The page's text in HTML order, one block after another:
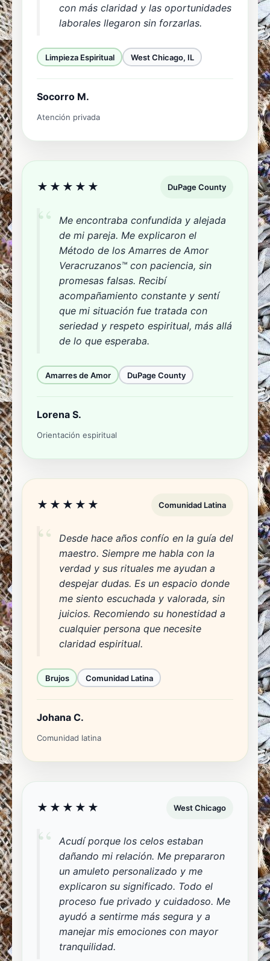
con más claridad y las oportunidades
laborales llegaron sin forzarlas.
Limpieza Espiritual West Chicago, IL
Socorro M.
Atención privada
★★★★★ DuPage County
Me encontraba confundida y alejada
de mi pareja. Me explicaron el
Método de los Amarres de Amor
Veracruzanos™ con paciencia, sin
promesas falsas. Recibí
acompañamiento constante y sentí
que mi situación fue tratada con
seriedad y respeto espiritual, más allá
de lo que esperaba.
Amarres de Amor DuPage County
Lorena S.
Orientación espiritual
★★★★★ Comunidad Latina
Desde hace años confío en la guía del
maestro. Siempre me habla con la
verdad y sus rituales me ayudan a
despejar dudas. Es un espacio donde
me siento escuchada y valorada, sin
juicios. Recomiendo su honestidad a
cualquier persona que necesite
claridad espiritual.
Brujos Comunidad Latina
Johana C.
Comunidad latina
★★★★★ West Chicago
Acudí porque los celos estaban
dañando mi relación. Me prepararon
un amuleto personalizado y me
explicaron su significado. Todo el
proceso fue privado y cuidadoso. Me
ayudó a sentirme más segura y a
manejar mis emociones con mayor
tranquilidad.